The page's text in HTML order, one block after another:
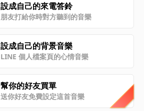
設成自己的來電答鈴
朋友打給你時對方聽到的音樂
設成自己的背景音樂
LINE 個人檔案頁的心情音樂
幫你的好友買單
送你好友免費設定這首音樂